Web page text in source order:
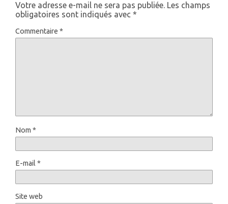
Votre adresse e-mail ne sera pas publiée. Les champs
obligatoires sont indiqués avec *
Commentaire *
Nom *
E-mail *
Site web